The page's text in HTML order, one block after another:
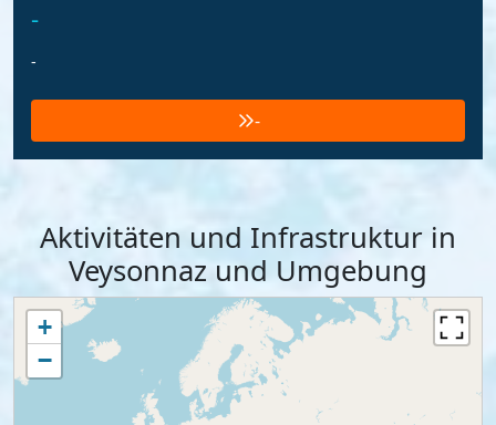
-
-
-
Aktivitäten und Infrastruktur in
Veysonnaz und Umgebung
+
−